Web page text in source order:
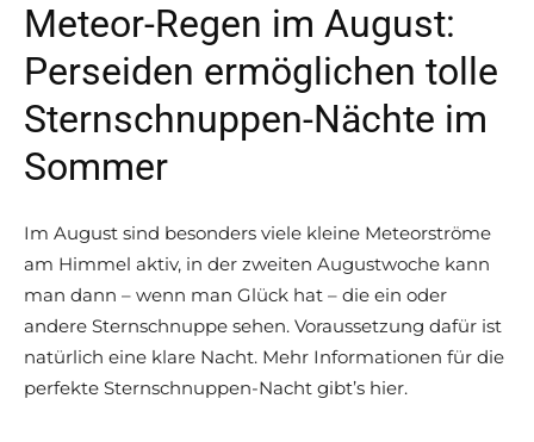
Meteor-Regen im August:
Perseiden ermöglichen tolle
Sternschnuppen-Nächte im
Sommer
Im August sind besonders viele kleine Meteorströme
am Himmel aktiv, in der zweiten Augustwoche kann
man dann – wenn man Glück hat – die ein oder
andere Sternschnuppe sehen. Voraussetzung dafür ist
natürlich eine klare Nacht. Mehr Informationen für die
perfekte Sternschnuppen-Nacht gibt’s hier.